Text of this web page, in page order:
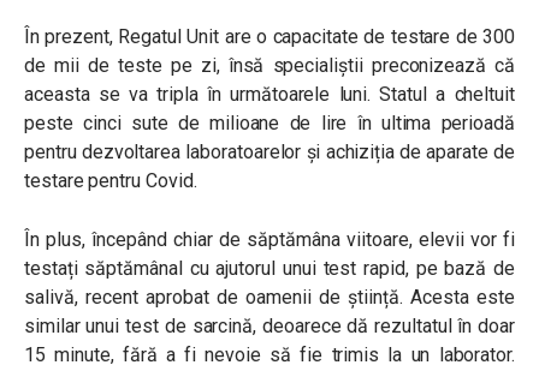
În prezent, Regatul Unit are o capacitate de testare de 300
de mii de teste pe zi, însă specialiștii preconizează că
aceasta se va tripla în următoarele luni. Statul a cheltuit
peste cinci sute de milioane de lire în ultima perioadă
pentru dezvoltarea laboratoarelor și achiziția de aparate de
testare pentru Covid.
În plus, începând chiar de săptămâna viitoare, elevii vor fi
testați săptămânal cu ajutorul unui test rapid, pe bază de
salivă, recent aprobat de oamenii de știință. Acesta este
similar unui test de sarcină, deoarece dă rezultatul în doar
15 minute, fără a fi nevoie să fie trimis la un laborator.